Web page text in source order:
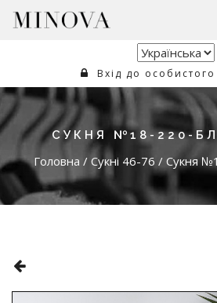
Вхід до особистого
СУКНЯ №18-220-
Головна / Сукні 46-76 / Сукня